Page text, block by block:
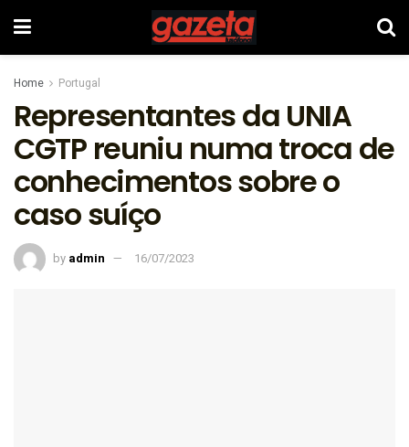
Home Portugal
Representantes da UNIA
CGTP reuniu numa troca de
conhecimentos sobre o
caso suíço
by admin 16/07/2023